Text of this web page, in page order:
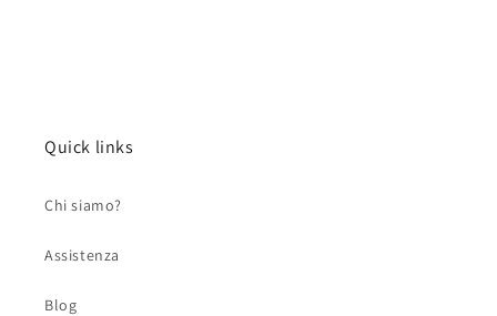
Quick links
Chi siamo?
Assistenza
Blog